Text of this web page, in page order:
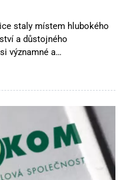
staly místem hlubokého
a důstojného
významné a…